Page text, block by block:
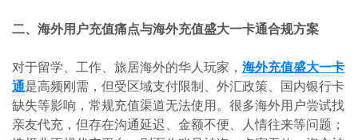
二、海外用户充值痛点与海外充值盛大一卡通合规方案
对于留学、工作、旅居海外的华人玩家， 海外充值盛大一卡
通是高频刚需，但受区域支付限制、外汇政策、国内银行卡
缺失等影响，常规充值渠道无法使用。很多海外用户尝试找
亲友代充，但存在沟通延迟、金额不便、人情往来等问题；